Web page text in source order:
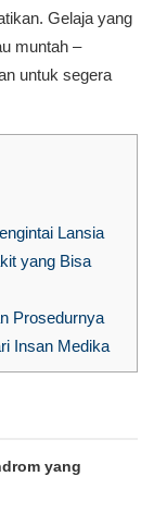
Gelaja yang
muntah –
untuk segera
Lansia
yang Bisa
Prosedurnya
Insan Medika
yang